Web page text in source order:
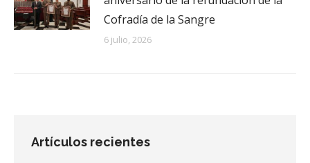
Cofradía de la Sangre
6 julio, 2026
Artículos recientes